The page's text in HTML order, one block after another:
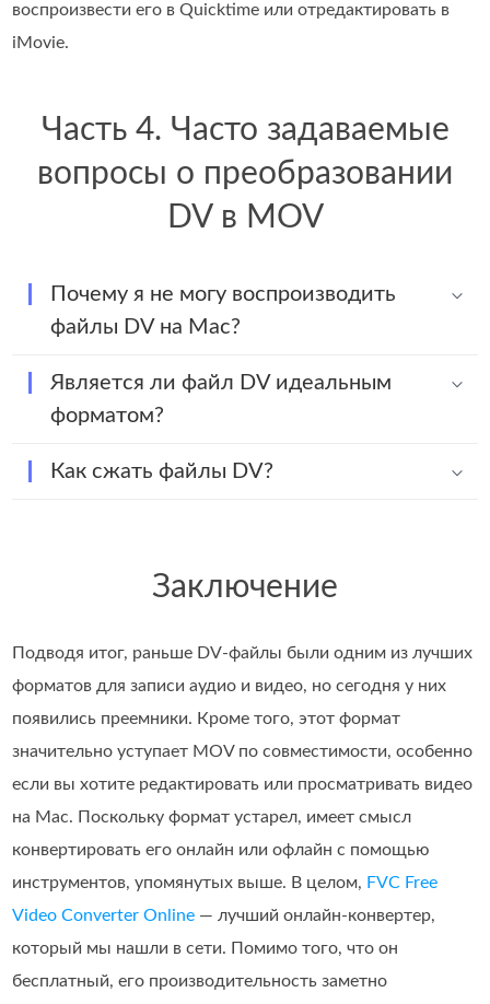
воспроизвести его в Quicktime или отредактировать в
iMovie.
Часть 4. Часто задаваемые
вопросы о преобразовании
DV в MOV
Почему я не могу воспроизводить
файлы DV на Mac?
Является ли файл DV идеальным
форматом?
Как сжать файлы DV?
Заключение
Подводя итог, раньше DV‑файлы были одним из лучших
форматов для записи аудио и видео, но сегодня у них
появились преемники. Кроме того, этот формат
значительно уступает MOV по совместимости, особенно
если вы хотите редактировать или просматривать видео
на Mac. Поскольку формат устарел, имеет смысл
конвертировать его онлайн или офлайн с помощью
инструментов, упомянутых выше. В целом, FVC Free
Video Converter Online — лучший онлайн‑конвертер,
который мы нашли в сети. Помимо того, что он
бесплатный, его производительность заметно